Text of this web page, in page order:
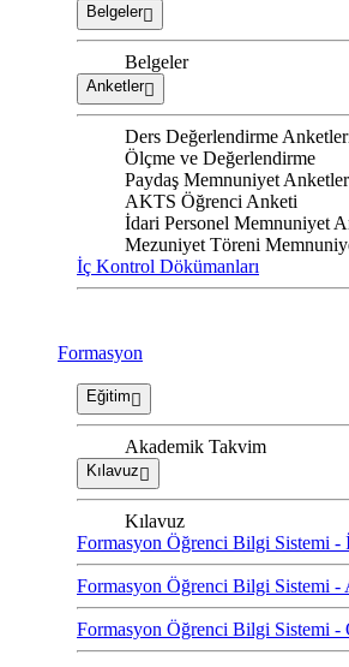
Belgeler
Belgeler
Anketler
Ders Değerlendirme
Ölçme ve Değerlendirme
Paydaş Memnuniyet
AKTS Öğrenci Anketi
İdari Personel Memnuniyet
Mezuniyet Töreni
İç Kontrol Dökümanları
Formasyon
Eğitim
Akademik Takvim
Kılavuz
Kılavuz
Formasyon Öğrenci Bilgi Sistemi -
Formasyon Öğrenci Bilgi Sistemi -
Formasyon Öğrenci Bilgi Sistemi -